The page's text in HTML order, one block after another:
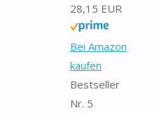
28,15 EUR
Bei Amazon
kaufen
Bestseller
Nr. 5